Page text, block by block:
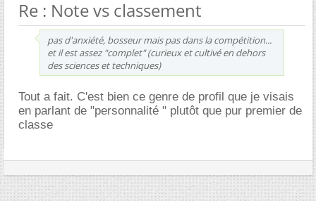
Re : Note vs classement
pas d'anxiété, bosseur mais pas dans la compétition...
et il est assez "complet" (curieux et cultivé en dehors
des sciences et techniques)
Tout a fait. C'est bien ce genre de profil que je visais
en parlant de "personnalité " plutôt que pur premier de
classe